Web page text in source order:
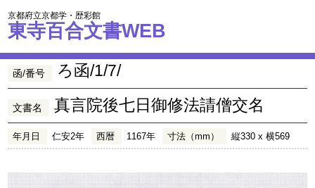
京都府立京都学・歴彩館
東寺百合文書WEB
函/番号 ろ函/1/7/
文書名 真言院後七日御修法請僧交名
年月日 仁安2年 西暦 1167年 寸法（mm） 縦330 x 横569